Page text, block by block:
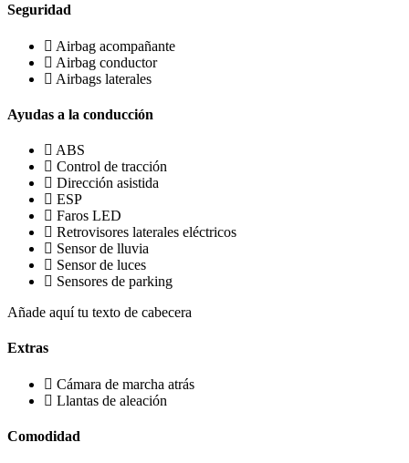
Seguridad
Airbag acompañante
Airbag conductor
Airbags laterales
Ayudas a la conducción
ABS
Control de tracción
Dirección asistida
ESP
Faros LED
Retrovisores laterales eléctricos
Sensor de lluvia
Sensor de luces
Sensores de parking
Añade aquí tu texto de cabecera
Extras
Cámara de marcha atrás
Llantas de aleación
Comodidad